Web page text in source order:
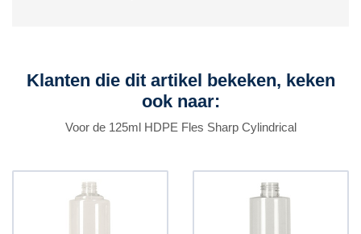
Klanten die dit artikel bekeken, keken
ook naar:
Voor de 125ml HDPE Fles Sharp Cylindrical